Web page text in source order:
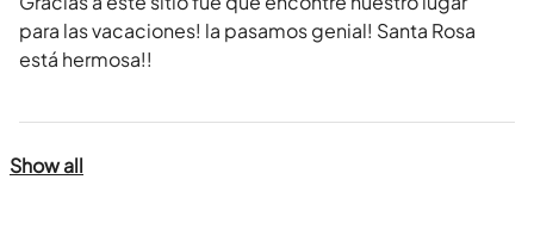
para las vacaciones! la pasamos genial! Santa Rosa
está hermosa!!
Show all